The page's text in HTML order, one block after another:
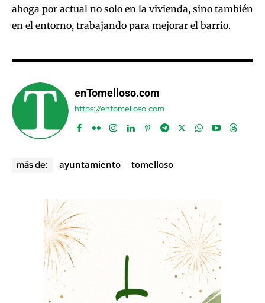
aboga por actual no solo en la vivienda, sino también
en el entorno, trabajando para mejorar el barrio.
enTomelloso.com
https://entomelloso.com
más de: ayuntamiento tomelloso